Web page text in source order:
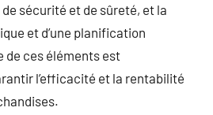
sécurité et de sûreté, et la
et d’une planification
ces éléments est
l’efficacité et la rentabilité